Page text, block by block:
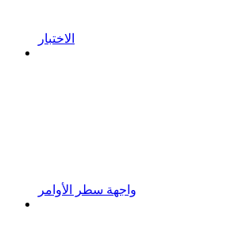
الاختبار
واجهة سطر الأوامر